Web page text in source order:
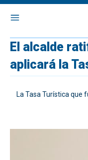
El alcalde
aplicará la
La Tasa Turística que